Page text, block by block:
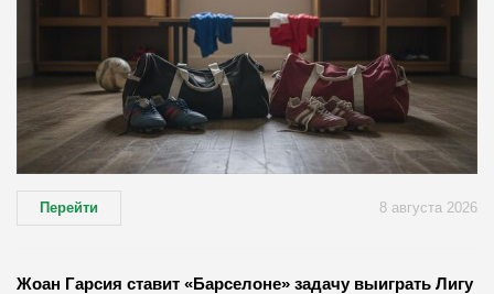
Перейти 8 августа 2026
Жоан Гарсия ставит «Барселоне» задачу выиграть Лигу